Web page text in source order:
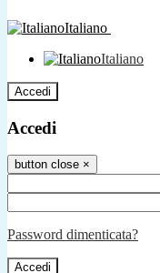
Italiano
Italiano
Accedi
Accedi
button close ×
Password dimenticata?